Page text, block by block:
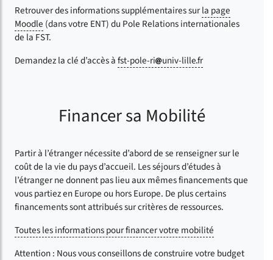
Retrouver des informations supplémentaires surla page
Moodle (dans votre ENT) du Pole Relations internationales
de la FST.
Demandez la clé d’accès àfst-pole-ri univ-lillefr
Financer sa Mobilité
Partir à l’étranger nécessite d’abord de se renseigner sur le
coût de la vie du pays d’accueil. Les séjours d’études à
l’étranger ne donnent pas lieu aux mêmes financements que
vous partiez en Europe ou hors Europe. De plus certains
financements sont attribués sur critères de ressources.
Toutes les informations pour financer votre mobilité
Attention : Nous vous conseillons de construire votre budget